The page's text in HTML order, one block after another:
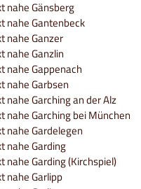
nahe Gänsberg
nahe Gantenbeck
nahe Ganzer
nahe Ganzlin
Gappenach
nahe Garbsen
Garching an der Alz
Garching bei München
Gardelegen
nahe Garding
Garding (Kirchspiel)
nahe Garlipp